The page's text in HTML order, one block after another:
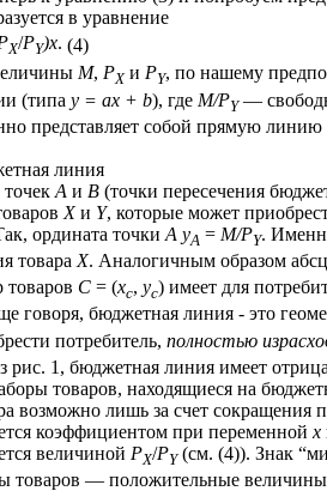
в уравнение
X/PY)x. (4)
М, РXи РY, по нашему
(типа y = ax + b), где М/РY—
представляет собой прямую
линия
А и В (точки пересечения
Хи Y, которые может
ордината точки А yA = М/РY.
товара X. Аналогичным образом
С = (xc, yc) имеет для
говоря, бюджетная линия - это
потребитель, полностью
рис. 1, бюджетная линия имеет
товаров, находящиеся на
возможно лишь за счет
коэффициентом при переменной х
величиной РX/РY(см. (4)). Знак
товаров — положительные